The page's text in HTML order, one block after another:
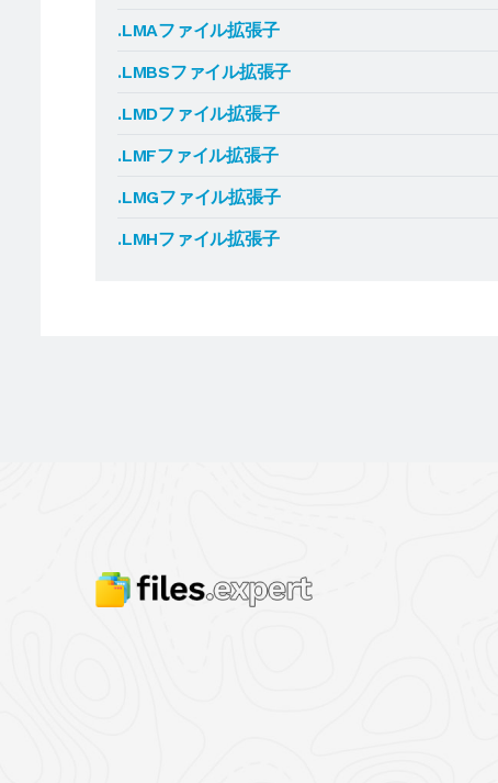
.LMAファイル拡張子
.LMBSファイル拡張子
.LMDファイル拡張子
.LMFファイル拡張子
.LMGファイル拡張子
.LMHファイル拡張子